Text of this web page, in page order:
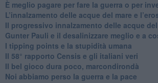
È meglio pagare per fare la guerra o per
​L’innalzamento delle acque del mare e
​Il progressivo innalzamento delle acque del
​Gunter Pauli e il desalinizzare meglio e a
I tipping points e la stupidità umana
​Il 58° rapporto Censis e gli italiani veri
​Il bel gioco dura poco, marcondirondà
Noi abbiamo perso la guerra e la pace